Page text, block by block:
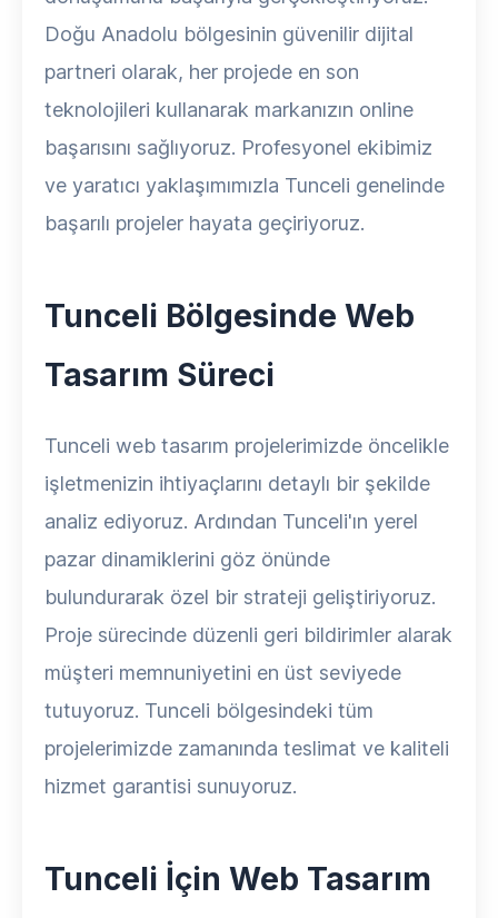
Doğu Anadolu bölgesinin güvenilir dijital
partneri olarak, her projede en son
teknolojileri kullanarak markanızın online
başarısını sağlıyoruz. Profesyonel ekibimiz
ve yaratıcı yaklaşımımızla Tunceli genelinde
başarılı projeler hayata geçiriyoruz.
Tunceli Bölgesinde Web
Tasarım Süreci
Tunceli web tasarım projelerimizde öncelikle
işletmenizin ihtiyaçlarını detaylı bir şekilde
analiz ediyoruz. Ardından Tunceli'ın yerel
pazar dinamiklerini göz önünde
bulundurarak özel bir strateji geliştiriyoruz.
Proje sürecinde düzenli geri bildirimler alarak
müşteri memnuniyetini en üst seviyede
tutuyoruz. Tunceli bölgesindeki tüm
projelerimizde zamanında teslimat ve kaliteli
hizmet garantisi sunuyoruz.
Tunceli İçin Web Tasarım